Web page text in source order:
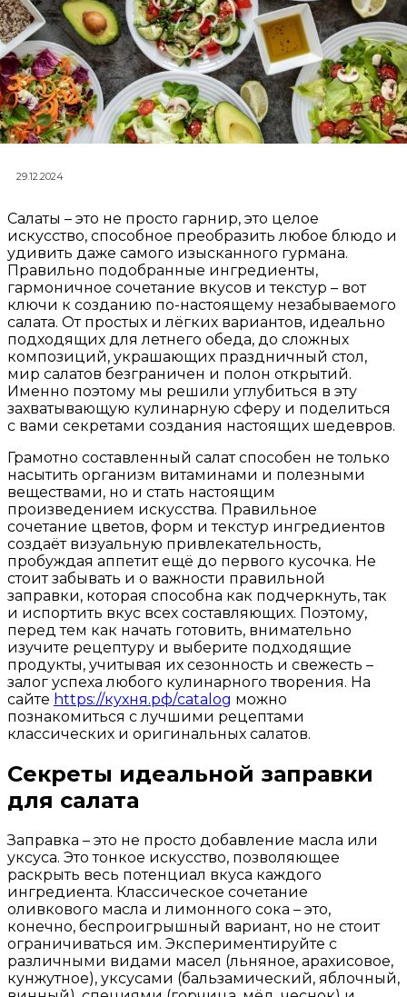
29.12.2024
Салаты – это не просто гарнир, это целое
искусство, способное преобразить любое блюдо и
удивить даже самого изысканного гурмана.
Правильно подобранные ингредиенты,
гармоничное сочетание вкусов и текстур – вот
ключи к созданию по-настоящему незабываемого
салата. От простых и лёгких вариантов, идеально
подходящих для летнего обеда, до сложных
композиций, украшающих праздничный стол,
мир салатов безграничен и полон открытий.
Именно поэтому мы решили углубиться в эту
захватывающую кулинарную сферу и поделиться
с вами секретами создания настоящих шедевров.
Грамотно составленный салат способен не только
насытить организм витаминами и полезными
веществами, но и стать настоящим
произведением искусства. Правильное
сочетание цветов, форм и текстур ингредиентов
создаёт визуальную привлекательность,
пробуждая аппетит ещё до первого кусочка. Не
стоит забывать и о важности правильной
заправки, которая способна как подчеркнуть, так
и испортить вкус всех составляющих. Поэтому,
перед тем как начать готовить, внимательно
изучите рецептуру и выберите подходящие
продукты, учитывая их сезонность и свежесть –
залог успеха любого кулинарного творения. На
сайте https://кухня.рф/catalog можно
познакомиться с лучшими рецептами
классических и оригинальных салатов.
Секреты идеальной заправки
для салата
Заправка – это не просто добавление масла или
уксуса. Это тонкое искусство, позволяющее
раскрыть весь потенциал вкуса каждого
ингредиента. Классическое сочетание
оливкового масла и лимонного сока – это,
конечно, беспроигрышный вариант, но не стоит
ограничиваться им. Экспериментируйте с
различными видами масел (льняное, арахисовое,
кунжутное), уксусами (бальзамический, яблочный,